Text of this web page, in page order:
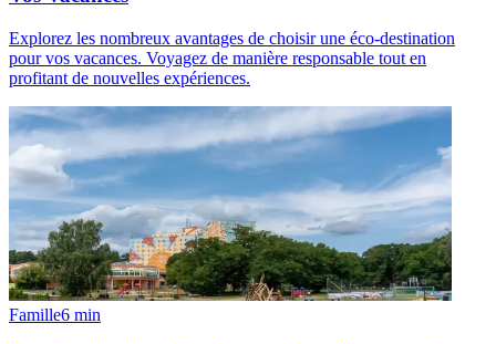
Explorez les nombreux avantages de choisir une éco-destination
pour vos vacances. Voyagez de manière responsable tout en
profitant de nouvelles expériences.
Famille6 min